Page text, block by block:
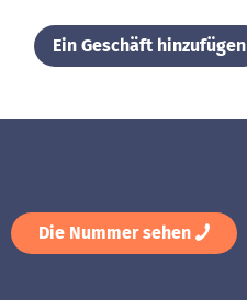
Ein Geschäft hinzufügen
Die Nummer sehen